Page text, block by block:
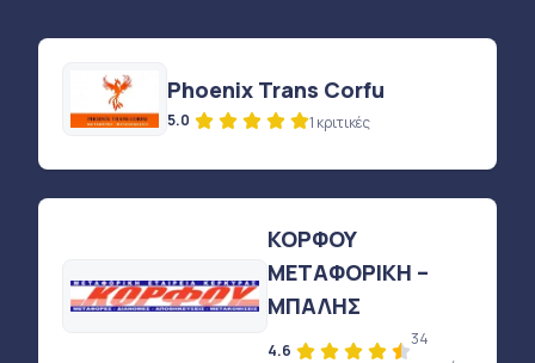
Phoenix Trans Corfu
5.0 1 κριτικές
ΚΟΡΦΟΥ
ΜΕΤΑΦΟΡΙΚΗ –
ΜΠΑΛΗΣ
4.6
34